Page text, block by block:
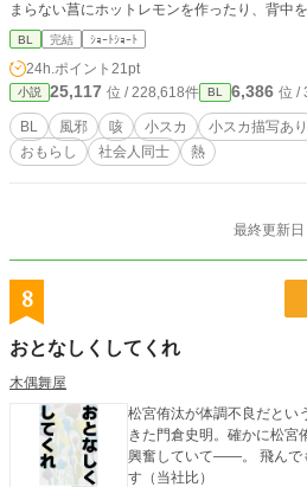
まらない菖にホットレモンを作ったり、背中
で一度長い眠りにつくことができた。 しかし
う。それは水分をたくさんとったことによる
言うことが出来ず、限界に近づいていき…？
BL 完結 ｼｮｰﾄｼｮｰﾄ
24h.ポイント 21pt
小説 25,117 位 / 228,618件 BL 6,386 位 /
BL 風邪 咳 小スカ 小スカ描写あり
おもらし
社会人同士 熱
最終更新
8
おとなしくしてくれ
木偶舞屋
松宮侑汰が体調不良だとい
きた門倉史明。確かに松宮
興奮していて――。 飛んでもバカエロもの。 エロはぬるめで
す（当社比）